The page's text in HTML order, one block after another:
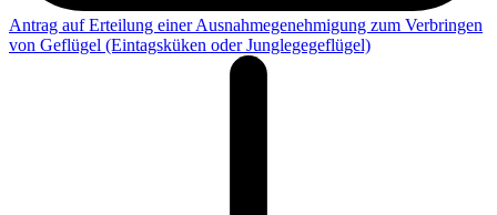
Antrag auf Erteilung einer Ausnahmegenehmigung zum Verbringen
von Geflügel (Eintagsküken oder Junglegegeflügel)